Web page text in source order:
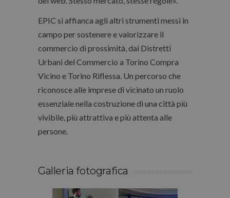
EPIC si affianca agli altri strumenti messi in
campo per sostenere e valorizzare il
commercio di prossimità, dai Distretti
Urbani del Commercio a Torino Compra
Vicino e Torino Riflessa. Un percorso che
riconosce alle imprese di vicinato un ruolo
essenziale nella costruzione di una città più
vivibile, più attrattiva e più attenta alle
persone.
Galleria fotografica